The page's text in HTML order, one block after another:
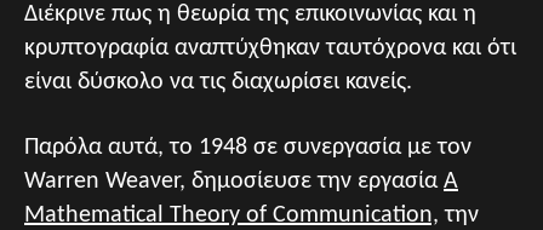
Διέκρινε πως η θεωρία της επικοινωνίας και η
κρυπτογραφία αναπτύχθηκαν ταυτόχρονα και ότι
είναι δύσκολο να τις διαχωρίσει κανείς.
Παρόλα αυτά, το 1948 σε συνεργασία με τον
Warren Weaνer, δημοσίευσε την εργασία A
Mathematical Theory of Communication, την